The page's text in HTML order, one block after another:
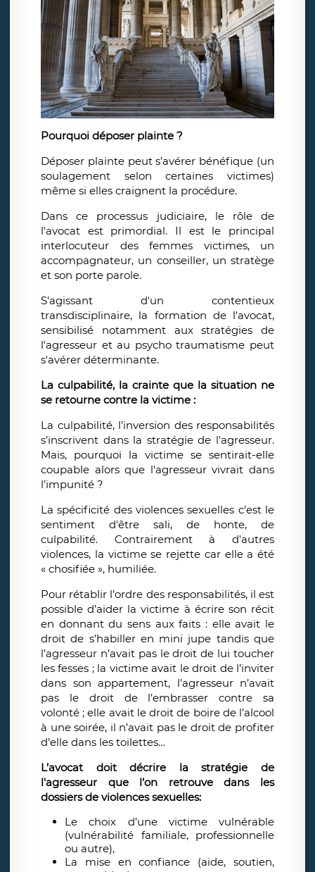
Pourquoi déposer plainte ?
Déposer plainte peut s’avérer bénéfique (un
soulagement selon certaines victimes)
même si elles craignent la procédure.
Dans ce processus judiciaire, le rôle de
l'avocat est primordial. Il est le principal
interlocuteur des femmes victimes, un
accompagnateur, un conseiller, un stratège
et son porte parole.
S'agissant d'un contentieux
transdisciplinaire, la formation de l'avocat,
sensibilisé notamment aux stratégies de
l'agresseur et au psycho traumatisme peut
s'avérer déterminante.
La culpabilité, la crainte que la situation ne
se retourne contre la victime :
La culpabilité, l’inversion des responsabilités
s’inscrivent dans la stratégie de l'agresseur.
Mais, pourquoi la victime se sentirait-elle
coupable alors que l'agresseur vivrait dans
l’impunité ?
La spécificité des violences sexuelles c'est le
sentiment d'être sali, de honte, de
culpabilité. Contrairement à d'autres
violences, la victime se rejette car elle a été
« chosifiée », humiliée.
Pour rétablir l’ordre des responsabilités, il est
possible d’aider la victime à écrire son récit
en donnant du sens aux faits : elle avait le
droit de s’habiller en mini jupe tandis que
l’agresseur n’avait pas le droit de lui toucher
les fesses ; la victime avait le droit de l’inviter
dans son appartement, l’agresseur n’avait
pas le droit de l’embrasser contre sa
volonté ; elle avait le droit de boire de l’alcool
à une soirée, il n’avait pas le droit de profiter
d’elle dans les toilettes…
L’avocat doit décrire la stratégie de
l'agresseur que l’on retrouve dans les
dossiers de violences sexuelles:
Le choix d’une victime vulnérable
(vulnérabilité familiale, professionnelle
ou autre),
La mise en confiance (aide, soutien,